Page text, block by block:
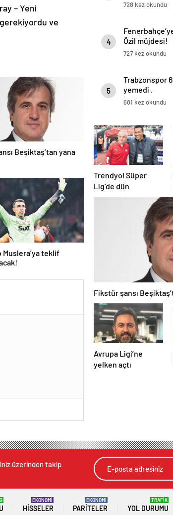
– Yeni
ve
Beşiktaş’tan yana
Muslera’ya teklif
728 kez okundu
4
Özil müjdesi!
727 kez okundu
5
Trabzonspor
yemedi .
681 kez okundu
Trendyol Süper
Lig’de dün
Fikstür şansı
Avrupa Ligi’ne
yelken açtı
üzerinden takip
HISSELER
EKONOMİ
PARITELER
EKONOMİ
YOL DURUMU
TRAFİK